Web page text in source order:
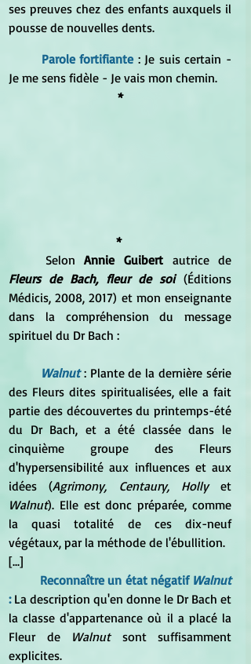
ses preuves chez des enfants auxquels il
pousse de nouvelles dents.
Parole fortifiante : Je suis certain -
Je me sens fidèle - Je vais mon chemin.
*
*
	Selon
Annie Guibert
Fleurs de Bach, fleur de soi (Éditions
Médicis, 2008, 2017) et mon enseignante
dans la compréhension du message
spirituel du Dr Bach :
Walnut : Plante de la dernière série
des Fleurs dites spiritualisées, elle a fait
partie des découvertes du printemps-été
du Dr Bach, et a été classée dans le
cinquième groupe des Fleurs
d'hypersensibilité aux influences et aux
idées (Agrimony, Centaury, Holly
Walnut). Elle est donc préparée, comme
la quasi totalité de ces dix-neuf
végétaux, par la méthode de l'ébullition.
[...]
Reconnaître un état négatif Walnut
: La description qu'en donne le Dr Bach et
la classe d'appartenance où il a placé la
Fleur de Walnut sont suffisamment
explicites.